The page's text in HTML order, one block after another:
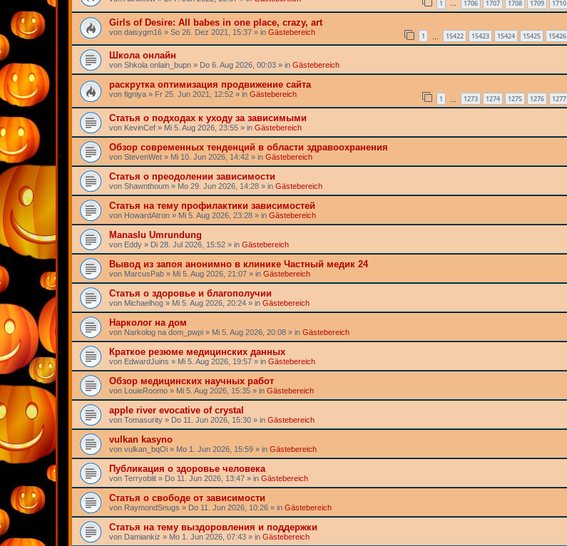
1 … 1706 1707 1708 1709 1710
Girls of Desire: All babes in one place, crazy, art
von daisygm16 » So 26. Dez 2021, 15:37 » in Gästebereich 1 15422 15423 15424 15425 15426
Школа онлайн
von Shkola onlain_bupn » Do 6. Aug 2026, 00:03 » in Gästebereich
раскрутка оптимизация продвижение сайта
von figniya » Fr 25. Jun 2021, 12:52 » in Gästebereich 1 1273 1274 1275 1276 1277
Статья о подходах к уходу за зависимыми
von KevinCef » Mi 5. Aug 2026, 23:55 » in Gästebereich
Обзор современных тенденций в области здравоохранения
von StevenWet » Mi 10. Jun 2026, 14:42 » in Gästebereich
Статья о преодолении зависимости
von Shawnthoum » Mo 29. Jun 2026, 14:28 » in Gästebereich
Статья на тему профилактики зависимостей
von HowardAtron » Mi 5. Aug 2026, 23:28 » in Gästebereich
Manaslu Umrundung
von Eddy » Di 28. Jul 2026, 15:52 » in Gästebereich
Вывод из запоя анонимно в клинике Частный медик 24
von MarcusPab » Mi 5. Aug 2026, 21:07 » in Gästebereich
Статья о здоровье и благополучии
von Michaelhog » Mi 5. Aug 2026, 20:24 » in Gästebereich
Нарколог на дом
von Narkolog na dom_pwpi » Mi 5. Aug 2026, 20:08 » in Gästebereich
Краткое резюме медицинских данных
von EdwardJuins » Mi 5. Aug 2026, 19:57 » in Gästebereich
Обзор медицинских научных работ
von LouieRoomo » Mi 5. Aug 2026, 15:35 » in Gästebereich
apple river evocative of crystal
von Tomasurity » Do 11. Jun 2026, 15:30 » in Gästebereich
vulkan kasyno
von vulkan_bqOi » Mo 1. Jun 2026, 15:59 » in Gästebereich
Публикация о здоровье человека
von Terryoblit » Do 11. Jun 2026, 13:47 » in Gästebereich
Статья о свободе от зависимости
von RaymondSnugs » Do 11. Jun 2026, 10:26 » in Gästebereich
Статья на тему выздоровления и поддержки
von Damiankiz » Mo 1. Jun 2026, 07:43 » in Gästebereich